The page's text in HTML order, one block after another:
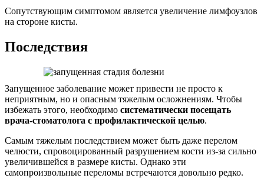
Сопутствующим симптомом является увеличение лимфоузлов
на стороне кисты.
Последствия
Запущенное заболевание может привести не просто к
неприятным, но и опасным тяжелым осложнениям. Чтобы
избежать этого, необходимо систематически посещать
врача-стоматолога с профилактической целью.
Самым тяжелым последствием может быть даже перелом
челюсти, спровоцированный разрушением кости из-за сильно
увеличившейся в размере кисты. Однако эти
самопроизвольные переломы встречаются довольно редко.